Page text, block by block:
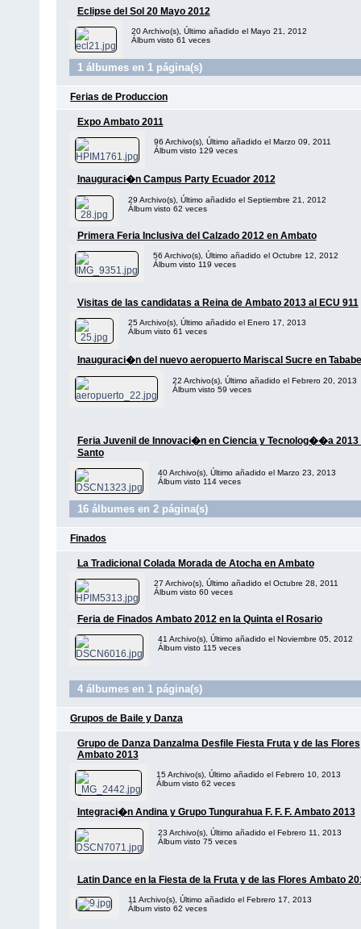
Eclipse del Sol 20 Mayo 2012
20 Archivo(s), Último añadido el Mayo 21, 2012
Álbum visto 61 veces
1 álbumes en 1 página(s)
Ferias de Produccion
Expo Ambato 2011
96 Archivo(s), Último añadido el Marzo 09, 2011
Álbum visto 129 veces
Inauguraci�n Campus Party Ecuador 2012
29 Archivo(s), Último añadido el Septiembre 21, 2012
Álbum visto 62 veces
Primera Feria Inclusiva del Calzado 2012 en Ambato
56 Archivo(s), Último añadido el Octubre 12, 2012
Álbum visto 119 veces
Visitas de las candidatas a Reina de Ambato 2013 al ECU 911
25 Archivo(s), Último añadido el Enero 17, 2013
Álbum visto 61 veces
Inauguraci�n del nuevo aeropuerto Mariscal Sucre en
22 Archivo(s), Último añadido el Febrero 20, 2013
Álbum visto 59 veces
Feria Juvenil de Innovaci�n en Ciencia y Tecnolog��a 2013
Santo
40 Archivo(s), Último añadido el Marzo 23, 2013
Álbum visto 114 veces
16 álbumes en 2 página(s)
Finados
La Tradicional Colada Morada de Atocha en Ambato
27 Archivo(s), Último añadido el Octubre 28, 2011
Álbum visto 60 veces
Feria de Finados Ambato 2012 en la Quinta el Rosario
41 Archivo(s), Último añadido el Noviembre 05, 2012
Álbum visto 115 veces
4 álbumes en 1 página(s)
Grupos de Baile y Danza
Grupo de Danza Danzalma Desfile Fiesta Fruta y de las Flores
Ambato 2013
15 Archivo(s), Último añadido el Febrero 10, 2013
Álbum visto 62 veces
Integraci�n Andina y Grupo Tungurahua F. F. F. Ambato 2013
23 Archivo(s), Último añadido el Febrero 11, 2013
Álbum visto 75 veces
Latin Dance en la Fiesta de la Fruta y de las Flores Ambato
11 Archivo(s), Último añadido el Febrero 17, 2013
Álbum visto 62 veces